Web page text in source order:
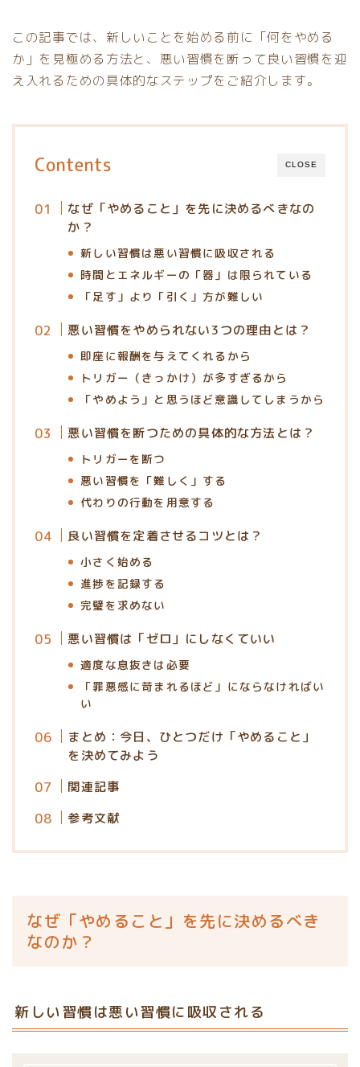
この記事では、新しいことを始める前に「何をやめる
か」を見極める方法と、悪い習慣を断って良い習慣を迎
え入れるための具体的なステップをご紹介します。
CLOSE
Contents
なぜ「やめること」を先に決めるべきなの
か？
新しい習慣は悪い習慣に吸収される
時間とエネルギーの「器」は限られている
「足す」より「引く」方が難しい
悪い習慣をやめられない3つの理由とは？
即座に報酬を与えてくれるから
トリガー（きっかけ）が多すぎるから
「やめよう」と思うほど意識してしまうから
悪い習慣を断つための具体的な方法とは？
トリガーを断つ
悪い習慣を「難しく」する
代わりの行動を用意する
良い習慣を定着させるコツとは？
小さく始める
進捗を記録する
完璧を求めない
悪い習慣は「ゼロ」にしなくていい
適度な息抜きは必要
「罪悪感に苛まれるほど」にならなければい
い
まとめ：今日、ひとつだけ「やめること」
を決めてみよう
関連記事
参考文献
なぜ「やめること」を先に決めるべき
なのか？
新しい習慣は悪い習慣に吸収される